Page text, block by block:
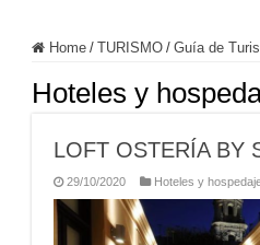
Home / TURISMO / Guía de
Hoteles y
LOFT OSTERÍA BY
29/10/2020 Hoteles y